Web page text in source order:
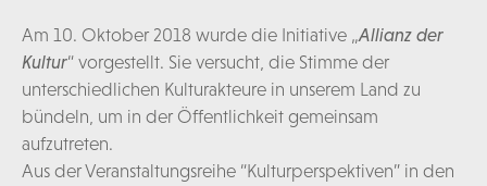
Am 10. Oktober 2018 wurde die Initiative „Allianz der
Kultur“ vorgestellt. Sie versucht, die Stimme der
unterschiedlichen Kulturakteure in unserem Land zu
bündeln, um in der Öffentlichkeit gemeinsam
aufzutreten.
Aus der Veranstaltungsreihe “Kulturperspektiven” in den